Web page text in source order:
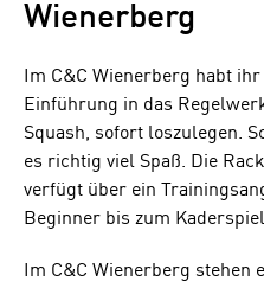
Wienerberg
Im C&C Wienerberg habt
Einführung in das
Squash, sofort loszulegen.
es richtig viel Spaß. Die
verfügt über ein
Beginner bis zum
Im C&C Wienerberg stehen